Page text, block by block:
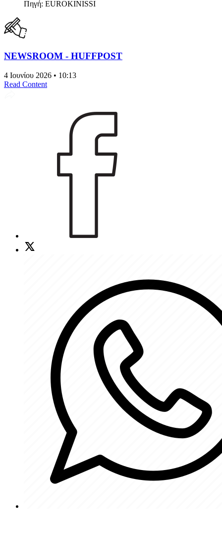
Πηγή: EUROKINISSI
NEWSROOM - HUFFPOST
4 Ιουνίου 2026 • 10:13
Read Content